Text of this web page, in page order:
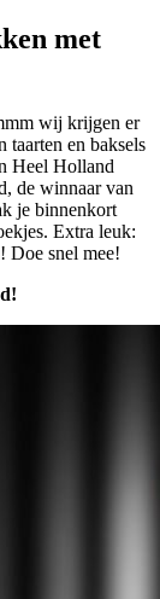
met
wij krijgen er
taarten en baksels
Heel Holland
de winnaar van
je binnenkort
Extra leuk:
Doe snel mee!